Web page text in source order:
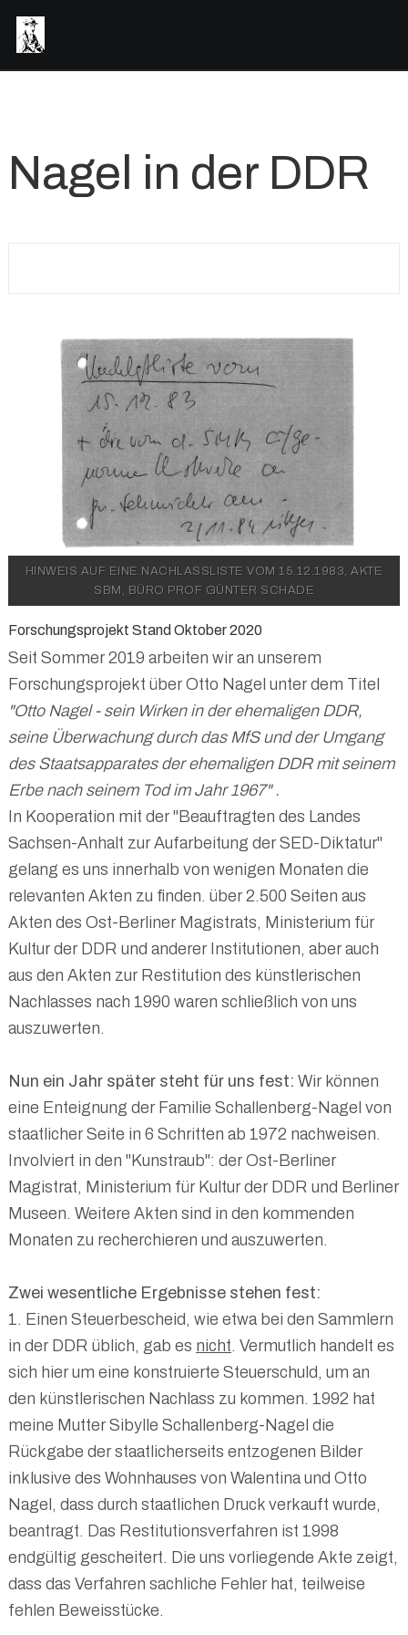
Nagel in der DDR
HINWEIS AUF EINE NACHLASSLISTE VOM 15.12.1983, AKTE
SBM, BÜRO PROF GÜNTER SCHADE
Forschungsprojekt Stand Oktober 2020
Seit Sommer 2019 arbeiten wir an unserem
Forschungsprojekt über Otto Nagel unter dem Titel
"Otto Nagel - sein Wirken in der ehemaligen DDR,
seine Überwachung durch das MfS und der Umgang
des Staatsapparates der ehemaligen DDR mit seinem
Erbe nach seinem Tod im Jahr 1967" .
In Kooperation mit der "Beauftragten des Landes
Sachsen-Anhalt zur Aufarbeitung der SED-Diktatur"
gelang es uns innerhalb von wenigen Monaten die
relevanten Akten zu finden. über 2.500 Seiten aus
Akten des Ost-Berliner Magistrats, Ministerium für
Kultur der DDR und anderer Institutionen, aber auch
aus den Akten zur Restitution des künstlerischen
Nachlasses nach 1990 waren schließlich von uns
auszuwerten.
Nun ein Jahr später steht für uns fest: Wir können
eine Enteignung der Familie Schallenberg-Nagel von
staatlicher Seite in 6 Schritten ab 1972 nachweisen.
Involviert in den "Kunstraub": der Ost-Berliner
Magistrat, Ministerium für Kultur der DDR und Berliner
Museen. Weitere Akten sind in den kommenden
Monaten zu recherchieren und auszuwerten.
Zwei wesentliche Ergebnisse stehen fest:
1. Einen Steuerbescheid, wie etwa bei den Sammlern
in der DDR üblich, gab es nicht. Vermutlich handelt es
sich hier um eine konstruierte Steuerschuld, um an
den künstlerischen Nachlass zu kommen. 1992 hat
meine Mutter Sibylle Schallenberg-Nagel die
Rückgabe der staatlicherseits entzogenen Bilder
inklusive des Wohnhauses von Walentina und Otto
Nagel, dass durch staatlichen Druck verkauft wurde,
beantragt. Das Restitutionsverfahren ist 1998
endgültig gescheitert. Die uns vorliegende Akte zeigt,
dass das Verfahren sachliche Fehler hat, teilweise
fehlen Beweisstücke.